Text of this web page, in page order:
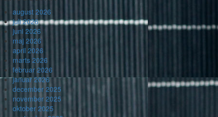
august 2026
juli 2026
juni 2026
maj 2026
april 2026
marts 2026
februar 2026
januar 2026
december 2025
november 2025
oktober 2025